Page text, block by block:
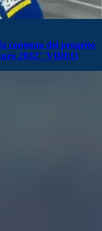
contenta del progetto
2032" VIDEO